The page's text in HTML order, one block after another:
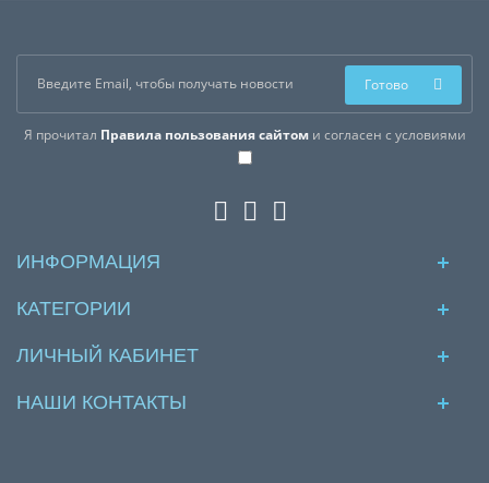
Я прочитал Правила пользования сайтоми согласен с условиями
Готово
ИНФОРМАЦИЯ
КАТЕГОРИИ
ЛИЧНЫЙ КАБИНЕТ
НАШИ КОНТАКТЫ